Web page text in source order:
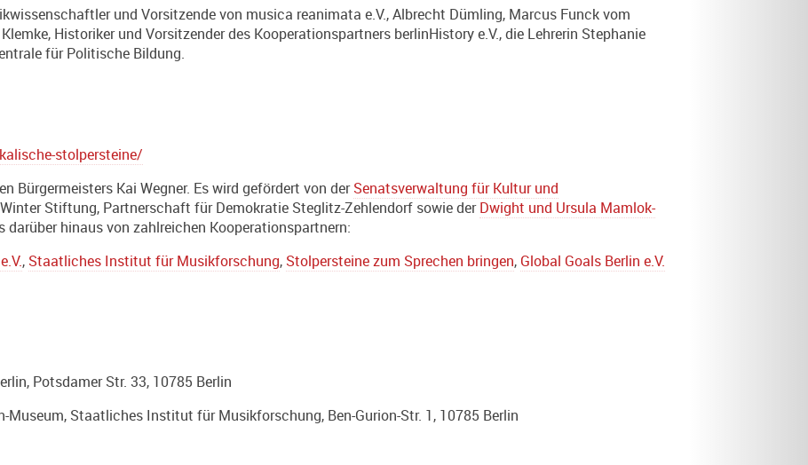
und Vorsitzende von musica reanimata e.V., Albrecht Dümling, Marcus Funck vom
Historiker und Vorsitzender des Kooperationspartners berlinHistory e.V., die Lehrerin Stephanie
für Politische Bildung.
stolpersteine/
Bürgermeisters Kai Wegner. Es wird gefördert von derSenatsverwaltung für Kultur und
Stiftung, Partnerschaft für Demokratie Steglitz-Zehlendorf sowie derDwight und Ursula Mamlok-
hinaus von zahlreichen Kooperationspartnern:
, Staatliches Institut für Musikforschung, Stolpersteine zum Sprechen bringen, Global Goals Berlin e.V.
Potsdamer Str. 33, 10785 Berlin
Staatliches Institut für Musikforschung, Ben-Gurion-Str. 1, 10785 Berlin